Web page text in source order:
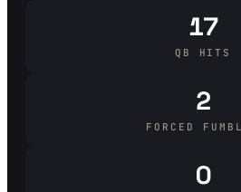
17
QB HITS
2
FORCED
0